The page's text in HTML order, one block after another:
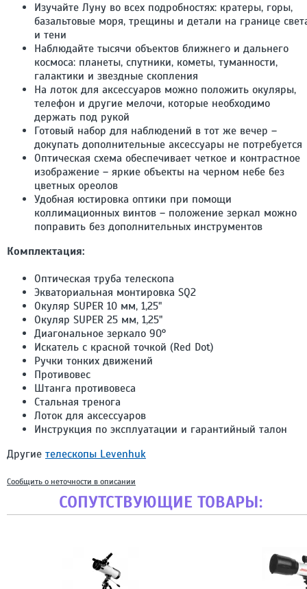
Изучайте Луну во всех подробностях: кратеры, горы,
базальтовые моря, трещины и детали на границе
и тени
Наблюдайте тысячи объектов ближнего и дальнего
космоса: планеты, спутники, кометы, туманности,
галактики и звездные скопления
На лоток для аксессуаров можно положить окуляры,
телефон и другие мелочи, которые необходимо
держать под рукой
Готовый набор для наблюдений в тот же вечер –
докупать дополнительные аксессуары не потребуется
Оптическая схема обеспечивает четкое и контрастное
изображение – яркие объекты на черном небе без
цветных ореолов
Удобная юстировка оптики при помощи
коллимационных винтов – положение зеркал можно
поправить без дополнительных инструментов
Комплектация:
Оптическая труба телескопа
Экваториальная монтировка SQ2
Окуляр SUPER 10 мм, 1,25"
Окуляр SUPER 25 мм, 1,25"
Диагональное зеркало 90°
Искатель с красной точкой (Red Dot)
Ручки тонких движений
Противовес
Штанга противовеса
Стальная тренога
Лоток для аксессуаров
Инструкция по эксплуатации и гарантийный талон
Другие телескопы Levenhuk
Сообщить о неточности в описании
СОПУТСТВУЮЩИЕ ТОВАРЫ: